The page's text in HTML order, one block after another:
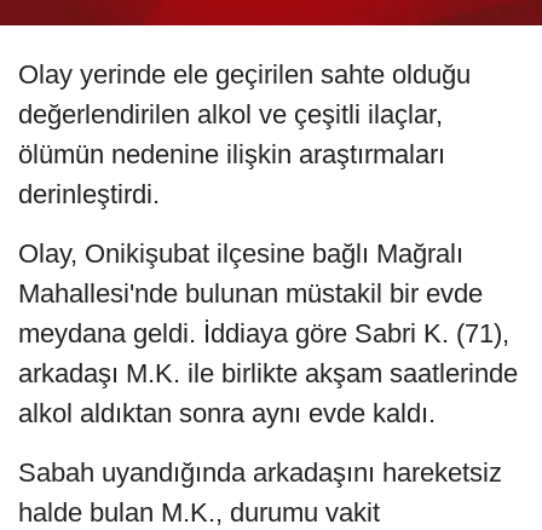
Olay yerinde ele geçirilen sahte olduğu
değerlendirilen alkol ve çeşitli ilaçlar,
ölümün nedenine ilişkin araştırmaları
derinleştirdi.
Olay, Onikişubat ilçesine bağlı Mağralı
Mahallesi'nde bulunan müstakil bir evde
meydana geldi. İddiaya göre Sabri K. (71),
arkadaşı M.K. ile birlikte akşam saatlerinde
alkol aldıktan sonra aynı evde kaldı.
Sabah uyandığında arkadaşını hareketsiz
halde bulan M.K., durumu vakit